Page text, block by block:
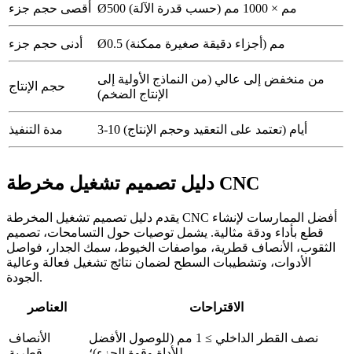
أقصى حجم جزء Ø500 مم × 1000 مم (حسب قدرة الآلة)
أدنى حجم جزء Ø0.5 مم (أجزاء دقيقة صغيرة ممكنة)
حجم الإنتاج
من منخفض إلى عالي (من النماذج الأولية إلى
الإنتاج الضخم)
مدة التنفيذ 3-10 أيام (تعتمد على التعقيد وحجم الإنتاج)
دليل تصميم تشغيل مخرطة CNC
يقدم دليل تصميم تشغيل المخرطة CNC أفضل الممارسات لإنشاء
قطع بأداء ودقة مثالية. يشمل توصيات حول التسامحات، تصميم
الثقوب، الأنصاف قطرية، مواصفات الخيوط، سمك الجدار، فواصل
الأدوات، وتشطيبات السطح لضمان نتائج تشغيل فعالة وعالية
الجودة.
العناصر الاقتراحات
الأنصاف
نصف القطر الداخلي ≥ 1 مم (للوصول الأفضل